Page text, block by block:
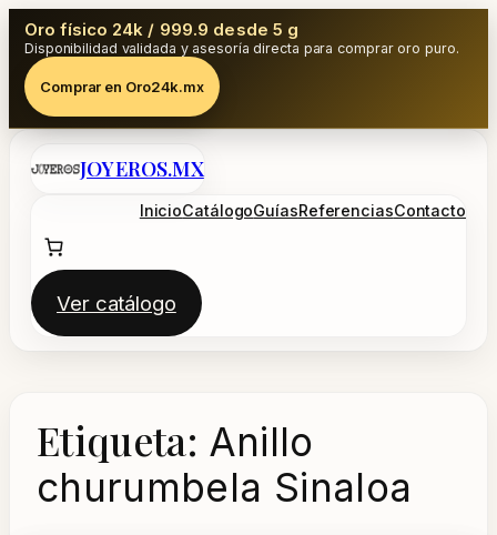
Oro físico 24k / 999.9 desde 5 g
Disponibilidad validada y asesoría directa para comprar oro puro.
Comprar en Oro24k.mx
Saltar
JOYEROS.MX
InicioCatálogoGuíasReferenciasContacto
Ver catálogo
Etiqueta: Anillo
churumbela Sinaloa